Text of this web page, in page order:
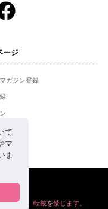
て
マ
ま
ージ
ガジン登録
無断複写、転載を禁じます。